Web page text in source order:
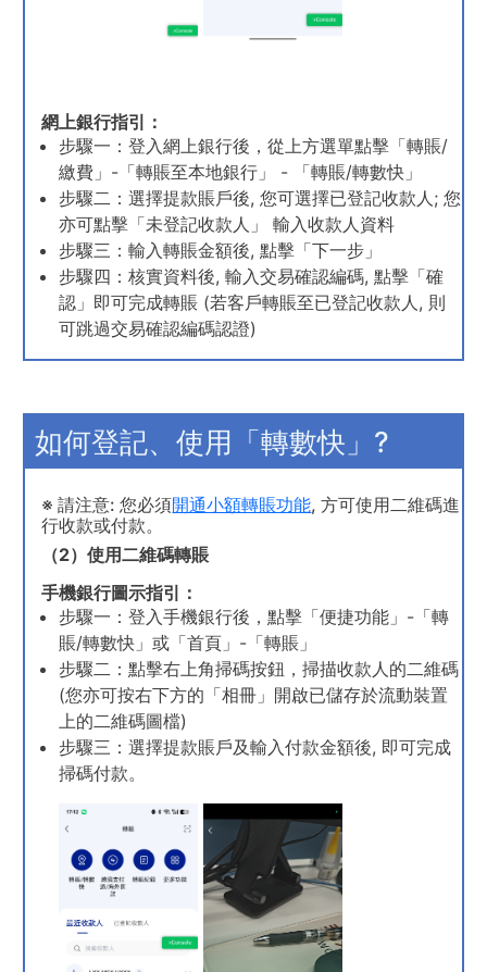
網上銀行指引：
步驟一：登入網上銀行後，從上方選單點擊「轉賬/
繳費」-「轉賬至本地銀行」 - 「轉賬/轉數快」
步驟二：選擇提款賬戶後, 您可選擇已登記收款人; 您
亦可點擊「未登記收款人」 輸入收款人資料
步驟三：輸入轉賬金額後, 點擊「下一步」
步驟四：核實資料後, 輸入交易確認編碼, 點擊「確
認」即可完成轉賬 (若客戶轉賬至已登記收款人, 則
可跳過交易確認編碼認證)
如何登記、使用「轉數快」?
※ 請注意: 您必須開通小額轉賬功能, 方可使用二維碼進
行收款或付款。
（2）使用二維碼轉賬
手機銀行圖示指引：
步驟一：登入手機銀行後，點擊「便捷功能」-「轉
賬/轉數快」或「首頁」-「轉賬」
步驟二：點擊右上角掃碼按鈕，掃描收款人的二維碼
(您亦可按右下方的「相冊」開啟已儲存於流動裝置
上的二維碼圖檔)
步驟三：選擇提款賬戶及輸入付款金額後, 即可完成
掃碼付款。